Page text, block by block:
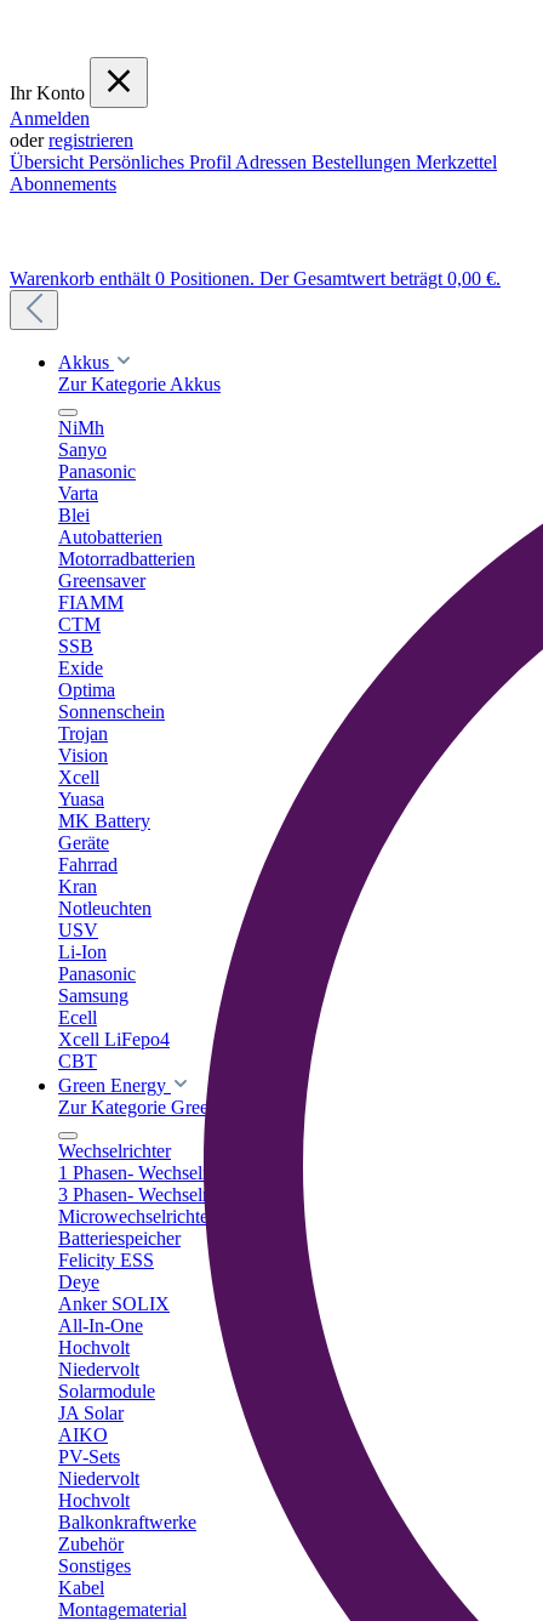
Ihr Konto
Anmelden
oderregistrieren
Übersicht Persönliches Profil Adressen Bestellungen Merkzettel
Abonnements
Warenkorb enthält 0 Positionen. Der Gesamtwert beträgt 0,00 €.
Akkus
Zur Kategorie Akkus
NiMh
Sanyo
Panasonic
Varta
Blei
Autobatterien
Motorradbatterien
Greensaver
FIAMM
CTM
SSB
Exide
Optima
Sonnenschein
Trojan
Vision
Xcell
Yuasa
MK Battery
Geräte
Fahrrad
Kran
Notleuchten
USV
Li-Ion
Panasonic
Samsung
Ecell
Xcell LiFepo4
CBT
Green Energy
Zur Kategorie Green Energy
Wechselrichter
1 Phasen- Wechselrichter
3 Phasen- Wechselrichter
Microwechselrichter
Batteriespeicher
Felicity ESS
Deye
Anker SOLIX
All-In-One
Hochvolt
Niedervolt
Solarmodule
JA Solar
AIKO
PV-Sets
Niedervolt
Hochvolt
Balkonkraftwerke
Zubehör
Sonstiges
Kabel
Montagematerial